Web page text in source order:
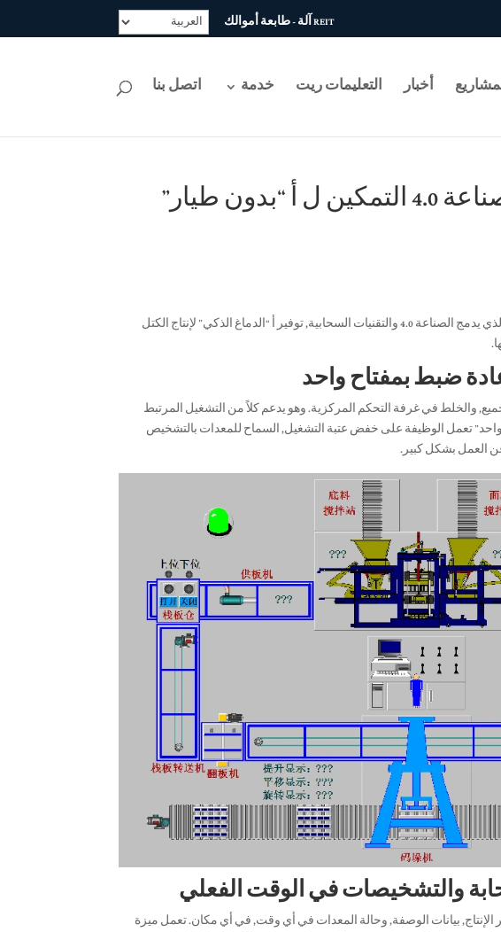
REIT آلة - طابعة أموالك
أخبار التعليمات ريت خدمة اتصل بنا
REIT RT9A نظام التحكم الذكي: صناعة 4.0 التمكين ل أ “بدون طيار”
مجهزة بنظام التحكم والإدارة الذكي (آي سي إم إس) الذي يدمج الصناعة 4.0 والتقنيات السحابية, توفير أ “الدماغ الذكي” لإنتاج الكتل
والخلط في غرفة التحكم المركزية. وهو يدعم كلاً من التشغيل المرتبط
واحد” تعمل الوظيفة على خفض عتبة التشغيل, السماح للمعدات بالتشخيص
العمل بشكل كبير.
بيانات الوصفة, وحالة المعدات في أي وقت, في أي مكان. تعمل ميزة